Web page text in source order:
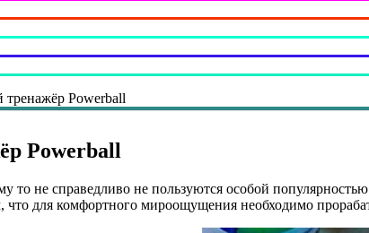
тренажёр Powerball
Powerball
то не справедливо не пользуются особой
для комфортного мироощущения необходимо